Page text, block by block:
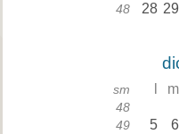
48 28 29
sm m
48
49 5 6